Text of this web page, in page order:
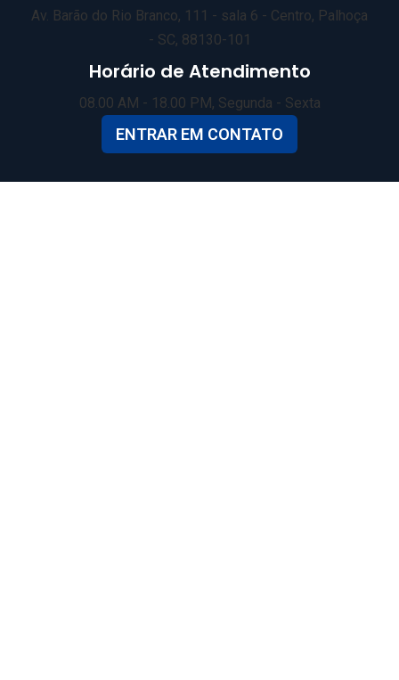
Av. Barão do Rio Branco, 111 - sala 6 - Centro, Palhoça
- SC, 88130-101
Horário de Atendimento
08.00 AM - 18.00 PM, Segunda - Sexta
ENTRAR EM CONTATO